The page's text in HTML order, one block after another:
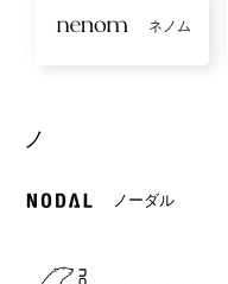
ネノム
ノ
ノーダル